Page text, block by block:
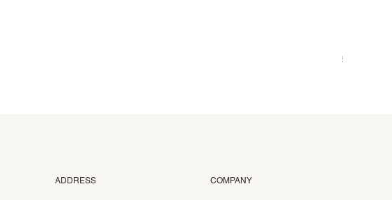
가격
₩3,500
ADDRESS COMPANY